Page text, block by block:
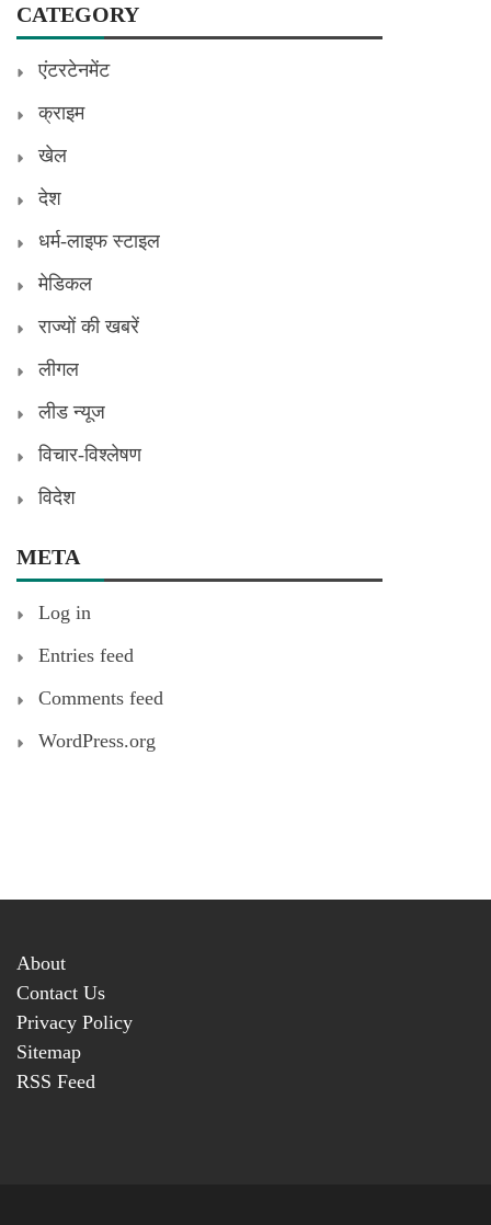
CATEGORY
एंटरटेनमेंट
क्राइम
खेल
देश
धर्म-लाइफ स्टाइल
मेडिकल
राज्यों की खबरें
लीगल
लीड न्यूज
विचार-विश्लेषण
विदेश
META
Log in
Entries feed
Comments feed
WordPress.org
About
Contact Us
Privacy Policy
Sitemap
RSS Feed